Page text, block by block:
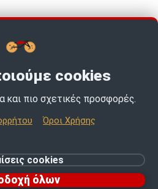
| All rights reserved.
cookies
cookies
και πιο σχετικές προσφορές.
Όροι Χρήσης
cookies
όλων